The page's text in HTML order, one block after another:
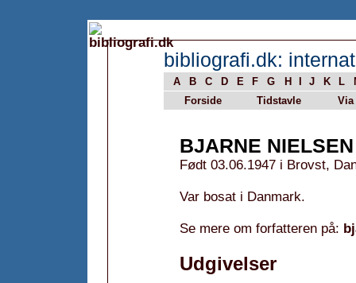
bibliografi.dk:
A B C D E F G H J K L
Forside
Tidstavle Via
BJARNE
Født 03.06.1947 i Brovst,
Var bosat i Danmark.
Se mere om forfatteren på:
Udgivelser